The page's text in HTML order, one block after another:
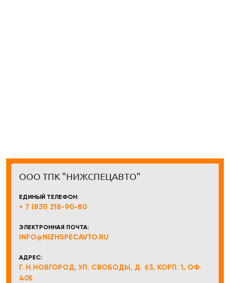
ООО ТПК "НИЖСПЕЦАВТО"
ЕДИНЫЙ ТЕЛЕФОН:
+ 7 (831) 218-90-80
ЭЛЕКТРОННАЯ ПОЧТА:
INFO@NIZHSPECAVTO.RU
АДРЕС:
Г. Н.НОВГОРОД, УЛ. СВОБОДЫ, Д. 63, КОРП. 1, ОФ.
405